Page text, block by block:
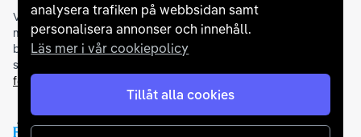
analysera trafiken på webbsidan samt
personalisera annonser och innehåll.
Läs mer i vår cookiepolicy
Tillåt alla cookies
Vi samarbetar med flertalet banker för att erbjuda dig bästa
möjliga finansieringslösning och stödjer en rad olika
betalningsmetoder. För att du ska känna dig trygg vid ditt köp
samarbetar vi med Folksam och AutoConcept gällande
försäkringar och garantier